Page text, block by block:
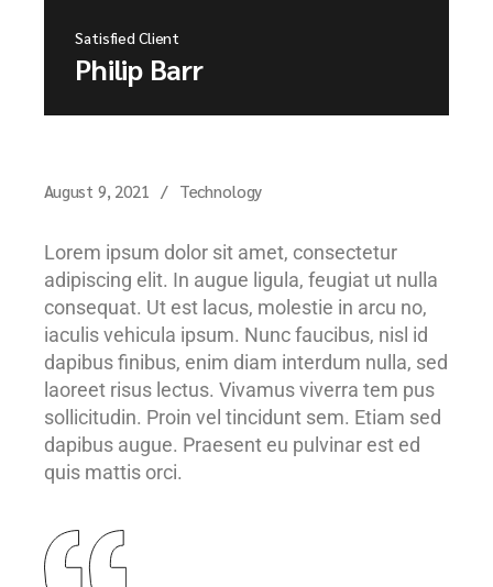
Satisfied Client
Philip Barr
August 9, 2021 Technology
Lorem ipsum dolor sit amet, consectetur
adipiscing elit. In augue ligula, feugiat ut nulla
consequat. Ut est lacus, molestie in arcu no,
iaculis vehicula ipsum. Nunc faucibus, nisl id
dapibus finibus, enim diam interdum nulla, sed
laoreet risus lectus. Vivamus viverra tem pus
sollicitudin. Proin vel tincidunt sem. Etiam sed
dapibus augue. Praesent eu pulvinar est ed
quis mattis orci.